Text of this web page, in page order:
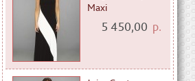
Maxi
5 450,00 р.